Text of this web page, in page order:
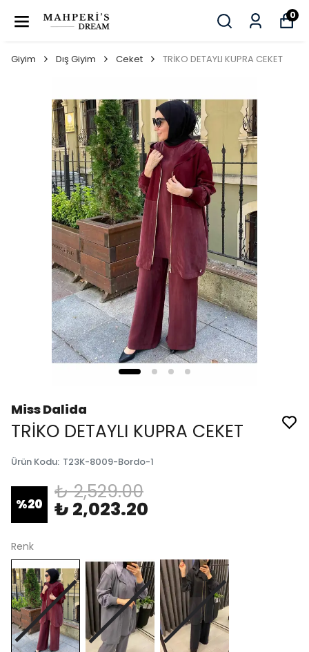
0
Giyim Dış Giyim Ceket TRİKO DETAYLI KUPRA CEKET
Miss Dalida
TRİKO DETAYLI KUPRA CEKET
Ürün Kodu: T23K-8009-Bordo-1
%20
₺ 2,529.00
₺ 2,023.20
Renk